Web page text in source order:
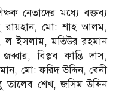
নেতাদের মধ্যে বক্তব্য
মো: শাহ আলম,
ল ইসলাম, মতিউর রহমান
বিপ্লব কান্তি দাস,
মো: ফরিদ উদ্দিন, বেনী
শেখ, জসিম উদ্দিন